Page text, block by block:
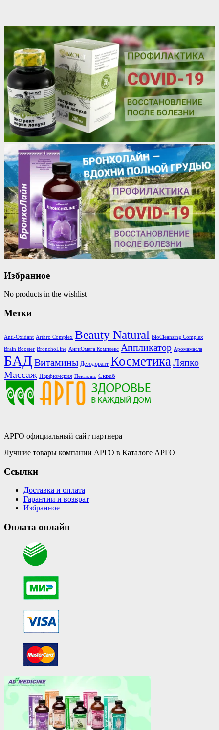
Избранное
No products in the wishlist
Метки
Anti-Oxidant Arthro Complex Beauty Natural BioCleansing Complex
Brain Booster BronchoLine АнгиОмега Комплекс Аппликатор Аромамасла
БАД Витамины Дезодорант Косметика Ляпко
Массаж Парфюмерия Пенталис Скраб
АРГО официальный сайт партнера
Лучшие товары компании АРГО в Каталоге АРГО
Ссылки
Доставка и оплата
Гарантии и возврат
Избранное
Оплата онлайн